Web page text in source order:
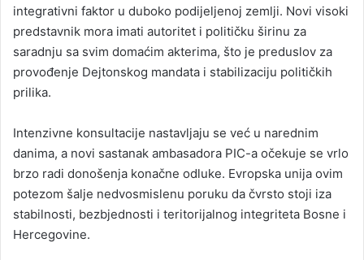
integrativni faktor u duboko podijeljenoj zemlji. Novi visoki
predstavnik mora imati autoritet i političku širinu za
saradnju sa svim domaćim akterima, što je preduslov za
provođenje Dejtonskog mandata i stabilizaciju političkih
prilika.
Intenzivne konsultacije nastavljaju se već u narednim
danima, a novi sastanak ambasadora PIC-a očekuje se vrlo
brzo radi donošenja konačne odluke. Evropska unija ovim
potezom šalje nedvosmislenu poruku da čvrsto stoji iza
stabilnosti, bezbjednosti i teritorijalnog integriteta Bosne i
Hercegovine.